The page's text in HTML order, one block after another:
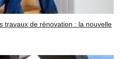
travaux de rénovation : la nouvelle